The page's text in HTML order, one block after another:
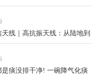
线｜高抗振天线：从陆地到
是痰没排干净! 一碗降气化痰